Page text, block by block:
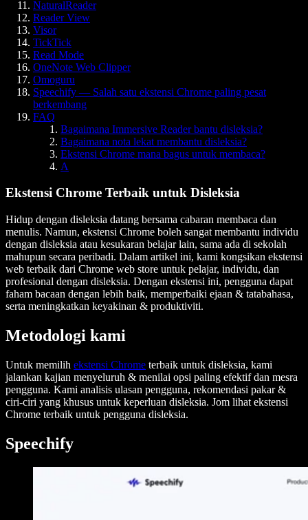
NaturalReader
Reader View
Visor
TickTick
Read Mode
OneNote Web Clipper
Omoguru
Speechify — Salah satu ekstensi Chrome paling pesat
berkembang
FAQ
Bagaimana Immersive Reader bantu disleksia?
Bagaimana nota lekat membantu disleksia?
Ekstensi Chrome mana bagus untuk membaca?
A
Ekstensi Chrome Terbaik untuk Disleksia
Hidup dengan disleksia datang bersama cabaran membaca dan
menulis. Namun, ekstensi Chrome boleh sangat membantu individu
dengan disleksia atau kesukaran belajar lain, sama ada di sekolah
mahupun secara peribadi. Dalam artikel ini, kami kongsikan ekstensi
web terbaik dari Chrome web store untuk pelajar, individu, dan
profesional dengan disleksia. Dengan ekstensi ini, pengguna dapat
faham bacaan dengan lebih baik, memperbaiki ejaan & tatabahasa,
serta meningkatkan keyakinan & produktiviti.
Metodologi kami
Untuk memilih ekstensi Chrome terbaik untuk disleksia, kami
jalankan kajian menyeluruh & menilai opsi paling efektif dan mesra
pengguna. Kami analisis ulasan pengguna, rekomendasi pakar &
ciri-ciri yang khusus untuk keperluan disleksia. Jom lihat ekstensi
Chrome terbaik untuk pengguna disleksia.
Speechify